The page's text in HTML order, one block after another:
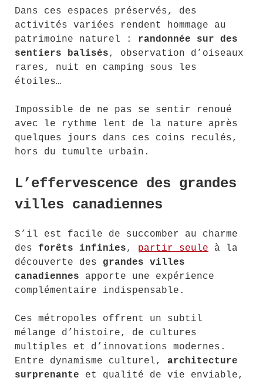
Dans ces espaces préservés, des
activités variées rendent hommage au
patrimoine naturel : randonnée sur des
sentiers balisés, observation d’oiseaux
rares, nuit en camping sous les
étoiles…
Impossible de ne pas se sentir renoué
avec le rythme lent de la nature après
quelques jours dans ces coins reculés,
hors du tumulte urbain.
L’effervescence des grandes
villes canadiennes
S’il est facile de succomber au charme
des forêts infinies, partir seule à la
découverte des grandes villes
canadiennes apporte une expérience
complémentaire indispensable.
Ces métropoles offrent un subtil
mélange d’histoire, de cultures
multiples et d’innovations modernes.
Entre dynamisme culturel, architecture
surprenante et qualité de vie enviable,